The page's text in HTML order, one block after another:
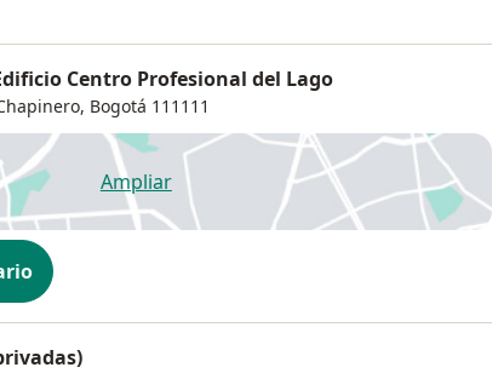
Centro Profesional del Lago
, Bogotá 111111
Ampliarse abre en una nueva pestaña